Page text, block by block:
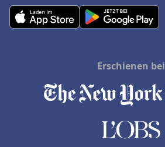
Erschienen bei